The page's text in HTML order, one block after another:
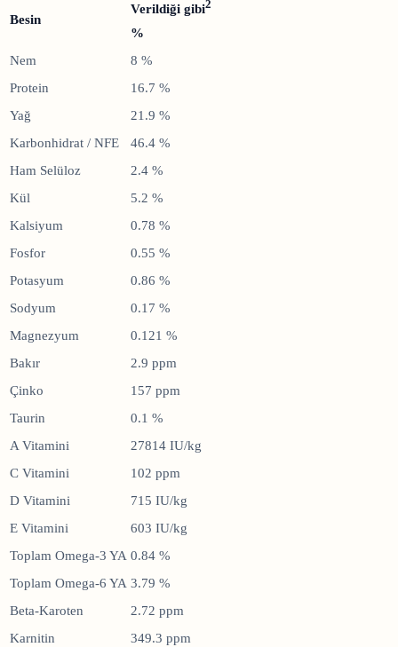
Besin
Verildiği gibi2
%
Nem
8 %
Protein
16.7 %
Yağ
21.9 %
Karbonhidrat / NFE
46.4 %
Ham Selüloz
2.4 %
Kül
5.2 %
Kalsiyum
0.78 %
Fosfor
0.55 %
Potasyum
0.86 %
Sodyum
0.17 %
Magnezyum
0.121 %
Bakır
2.9 ppm
Çinko
157 ppm
Taurin
0.1 %
A Vitamini
27814 IU/kg
C Vitamini
102 ppm
D Vitamini
715 IU/kg
E Vitamini
603 IU/kg
Toplam Omega-3 YA 0.84 %
Toplam Omega-6 YA 3.79 %
Beta-Karoten
2.72 ppm
Karnitin
349.3 ppm